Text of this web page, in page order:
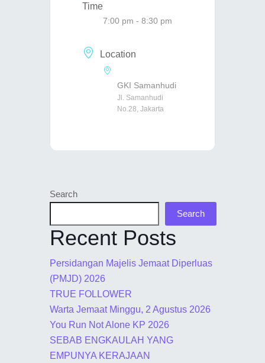
Time
7:00 pm - 8:30 pm
Location
GKI Samanhudi
Jl. Samanhudi
No.28, Jakarta
Search
Search
Recent Posts
Persidangan Majelis Jemaat Diperluas
(PMJD) 2026
TRUE FOLLOWER
Warta Jemaat Minggu, 2 Agustus 2026
You Run Not Alone KP 2026
SEBAB ENGKAULAH YANG
EMPUNYA KERAJAAN